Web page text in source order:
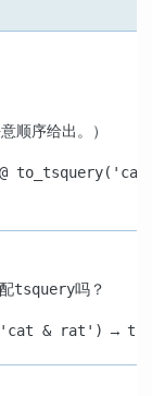
顺序给出。）
to_tsquery('cat
tsquery吗？
& rat') → t